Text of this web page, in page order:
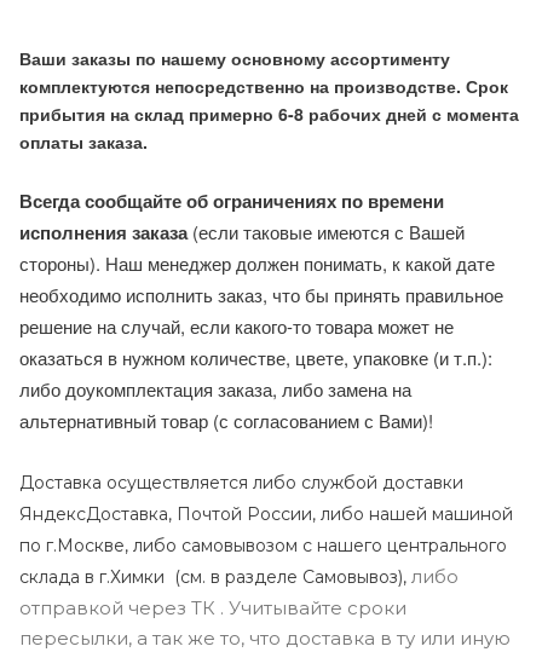
Ваши заказы по нашему основному ассортименту
комплектуются непосредственно на производстве. Срок
прибытия на склад примерно 6-8 рабочих дней с момента
оплаты заказа.
Всегда сообщайте об ограничениях по времени
исполнения заказа(если таковые имеются с Вашей
стороны). Наш менеджер должен понимать, к какой дате
необходимо исполнить заказ, что бы принять правильное
решение на случай, если какого-то товара может не
оказаться в нужном количестве, цвете, упаковке (и т.п.):
либо доукомплектация заказа, либо замена на
альтернативный товар (с согласованием с Вами)!
Доставка осуществляется либо службой доставки
ЯндексДоставка, Почтой России, либо нашей машиной
по г.Москве, либо самовывозом с нашего центрального
склада в г.Химки (см. в разделе Самовывоз), либо
отправкой через ТК . Учитывайте сроки
пересылки, а так же то, что доставка в ту или иную